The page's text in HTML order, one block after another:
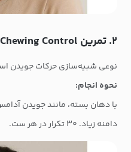
۲. تمرین Chewing Control (جویدن کنترل‌شده)
نوعی شبیه‌سازی حرکات جویدن
نحوه انجام:
با دهان بسته، مانند جویدن
دامنه زیاد. ۳۰ تکرار در هر ست.